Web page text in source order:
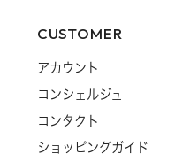
CUSTOMER
アカウント
コンシェルジュ
コンタクト
ショッピングガイド